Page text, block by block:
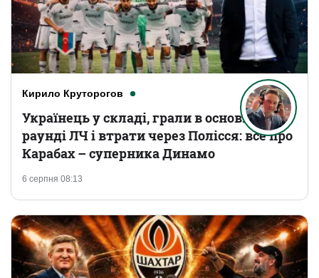
Кирило Круторогов
6 серпня 08:13
Українець у складі, грали в основному
раунді ЛЧ і втрати через Полісся: все про
Карабах – суперника Динамо